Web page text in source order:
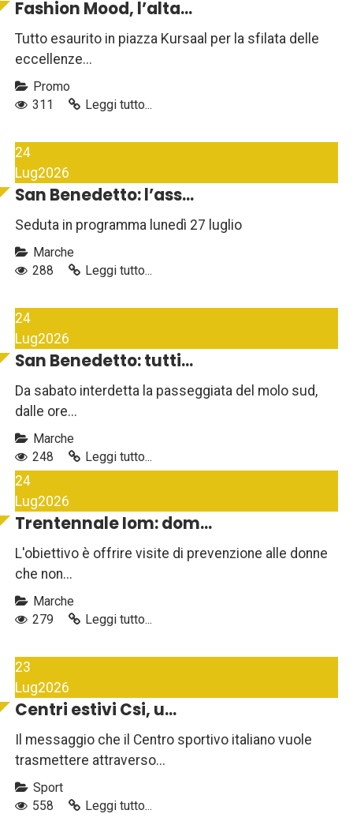
Fashion Mood, l’alta...
Tutto esaurito in piazza Kursaal per la sfilata delle
eccellenze...
Promo
311
Leggi tutto...
24
Lug2026
San Benedetto: l’ass...
Seduta in programma lunedì 27 luglio
Marche
288
Leggi tutto...
24
Lug2026
San Benedetto: tutti...
Da sabato interdetta la passeggiata del molo sud,
dalle ore...
Marche
248
Leggi tutto...
24
Lug2026
Trentennale Iom: dom...
L'obiettivo è offrire visite di prevenzione alle donne
che non...
Marche
279
Leggi tutto...
23
Lug2026
Centri estivi Csi, u...
Il messaggio che il Centro sportivo italiano vuole
trasmettere attraverso...
Sport
558
Leggi tutto...